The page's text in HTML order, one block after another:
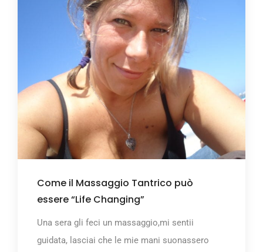
Come il Massaggio Tantrico può
essere “Life Changing”
Una sera gli feci un massaggio,mi sentii
guidata, lasciai che le mie mani suonassero